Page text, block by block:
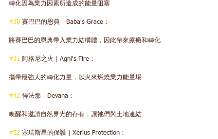
轉化因為業力因素所造成的能量阻塞
#30 賽巴巴的恩典｜Baba's Grace：
將賽巴巴的恩典帶入業力結構體，因此帶來療癒和轉化
#31 阿格尼之火｜Agni's Fire：
攜帶最強大的轉化力量，以火來燃燒業力能量場
#42 得法那｜Devana：
喚醒和邀請自然界光的存有，讓祂們與土地連結
#52 塞瑞斯星的保護｜Xerius Protection：